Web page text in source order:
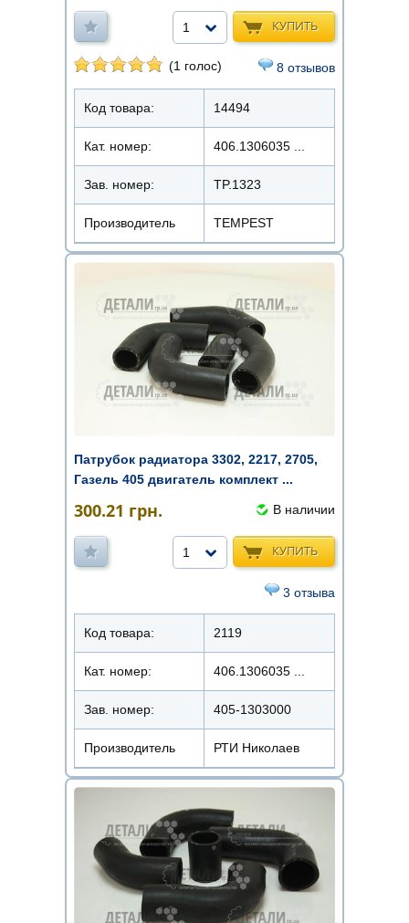
КУПИТЬ
1
(1 голос) 8 отзывов
Код товара: 14494
Кат. номер: 406.1306035 ...
Зав. номер: TP.1323
Производитель TEMPEST
Патрубок радиатора 3302, 2217, 2705,
Газель 405 двигатель комплект ...
300.21 грн. В наличии
КУПИТЬ
1
3 отзыва
Код товара: 2119
Кат. номер: 406.1306035 ...
Зав. номер: 405-1303000
Производитель РТИ Николаев